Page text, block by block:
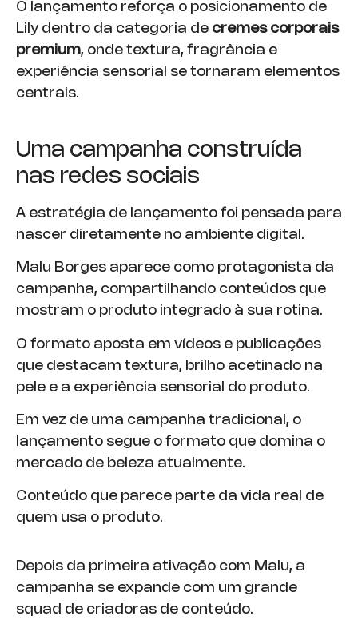
O lançamento reforça o posicionamento de
Lily dentro da categoria de cremes corporais
premium, onde textura, fragrância e
experiência sensorial se tornaram elementos
centrais.
Uma campanha construída
nas redes sociais
A estratégia de lançamento foi pensada para
nascer diretamente no ambiente digital.
Malu Borges aparece como protagonista da
campanha, compartilhando conteúdos que
mostram o produto integrado à sua rotina.
O formato aposta em vídeos e publicações
que destacam textura, brilho acetinado na
pele e a experiência sensorial do produto.
Em vez de uma campanha tradicional, o
lançamento segue o formato que domina o
mercado de beleza atualmente.
Conteúdo que parece parte da vida real de
quem usa o produto.
Depois da primeira ativação com Malu, a
campanha se expande com um grande
squad de criadoras de conteúdo.